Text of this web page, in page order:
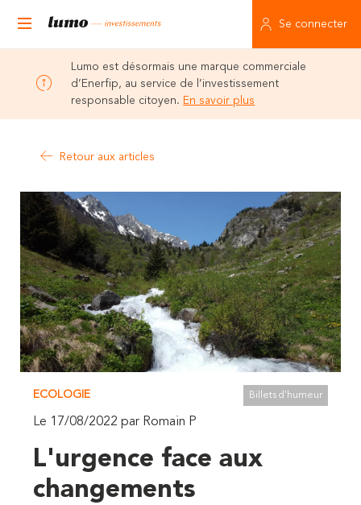
Se connecter
Lumo est désormais une marque commerciale
d’Enerfip, au service de l’investissement
responsable citoyen. En savoir plus
Retour aux articles
ECOLOGIE Billets d'humeur
Le 17/08/2022 par Romain P
L'urgence face aux
changements